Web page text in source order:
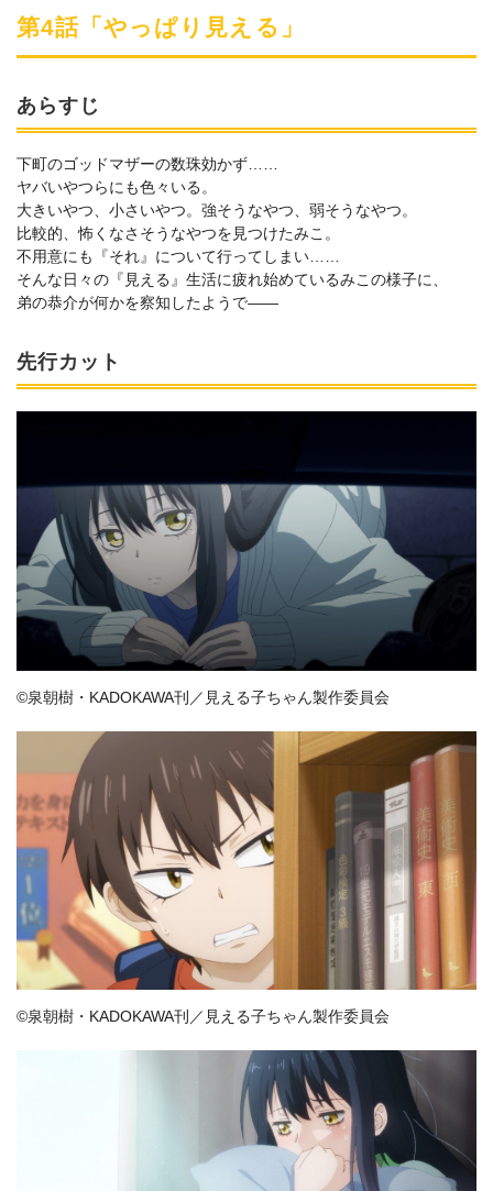
第4話「やっぱり見える」
あらすじ
下町のゴッドマザーの数珠効かず……
ヤバいやつらにも色々いる。
大きいやつ、小さいやつ。強そうなやつ、弱そうなやつ。
比較的、怖くなさそうなやつを見つけたみこ。
不用意にも『それ』について行ってしまい……
そんな日々の『見える』生活に疲れ始めているみこの様子に、
弟の恭介が何かを察知したようで――
先行カット
©泉朝樹・KADOKAWA刊／見える子ちゃん製作委員会
©泉朝樹・KADOKAWA刊／見える子ちゃん製作委員会